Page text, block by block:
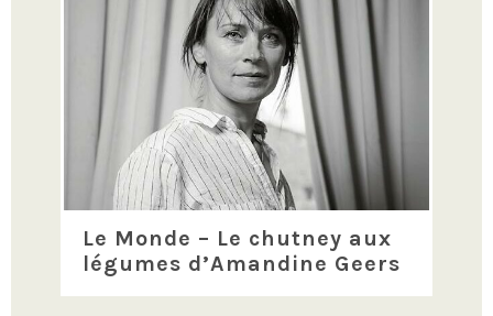
Le Monde – Le chutney aux
légumes d’Amandine Geers